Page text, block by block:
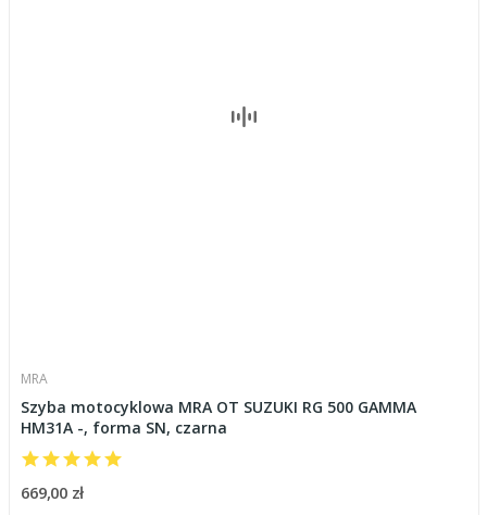
MRA
Szyba motocyklowa MRA OT SUZUKI RG 500 GAMMA
HM31A -, forma SN, czarna
669,00 zł